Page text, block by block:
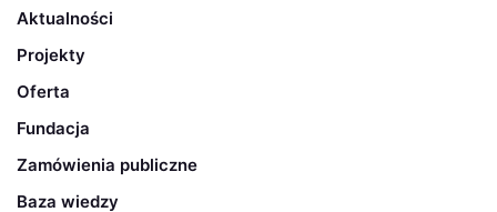
Aktualności
Projekty
Oferta
Fundacja
Zamówienia publiczne
Baza wiedzy